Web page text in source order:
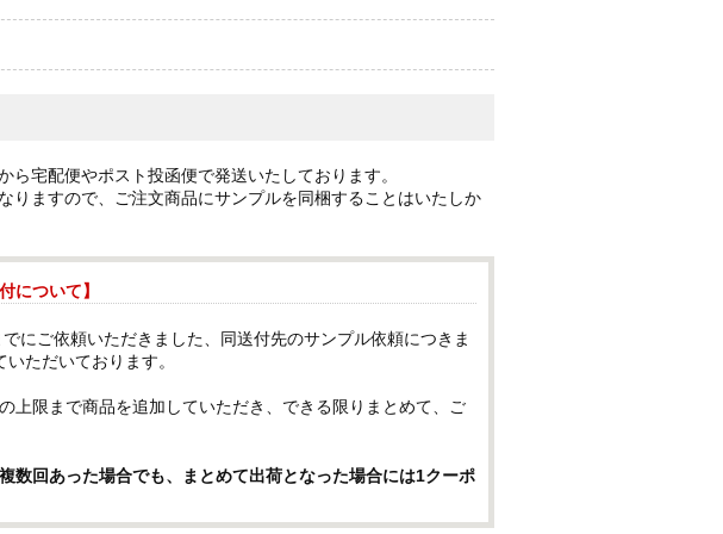
宅配便やポスト投函便で発送いたしております。
りますので、ご注文商品にサンプルを同梱することはいたしか
について】
にご依頼いただきました、同送付先のサンプル依頼につきま
ただいております。
上限まで商品を追加していただき、できる限りまとめて、ご
数回あった場合でも、まとめて出荷となった場合には1クーポ